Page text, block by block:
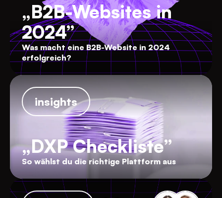
„B2B-Websites in
2024”
Was macht eine B2B-Website in 2024
erfolgreich?
insights
„DXP Checkliste”
So wählst du die richtige Plattform aus